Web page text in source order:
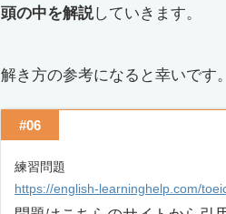
頭の中を解説していきます。
解き方の参考になると幸いです。
#06
練習問題
https://english-learninghelp.com/